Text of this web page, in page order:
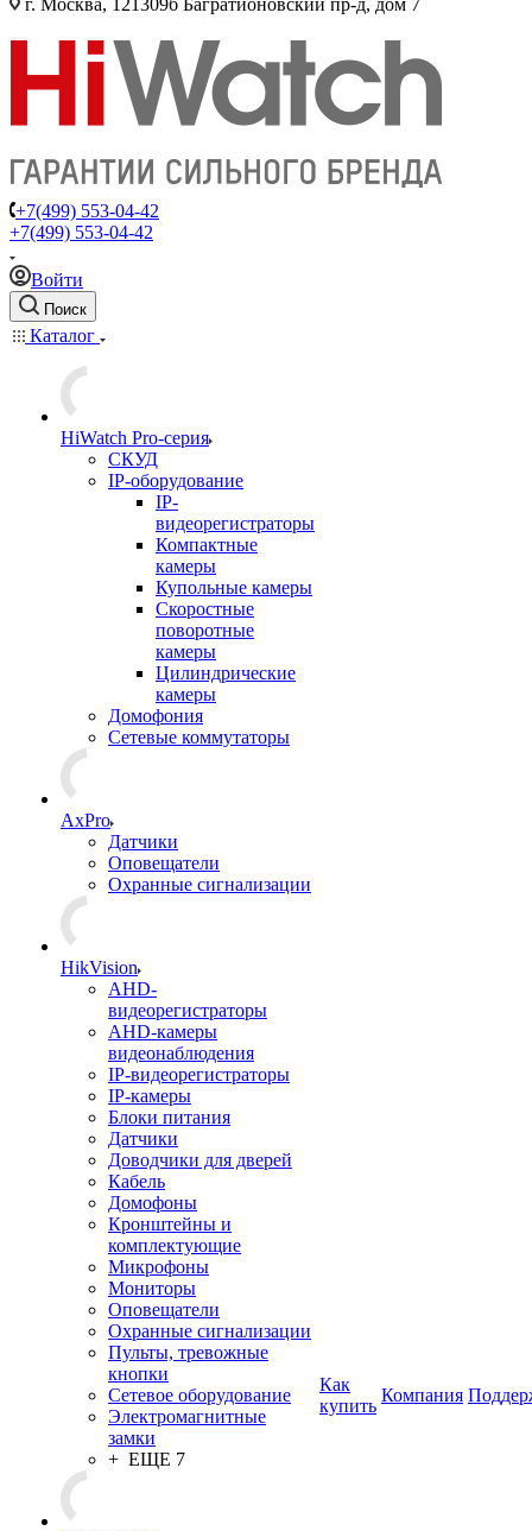
г. Москва, 121309б Багратионовский пр-д, дом 7
+7(499) 553-04-42
+7(499) 553-04-42
Войти
Поиск
Каталог
HiWatch Pro-серия
CКУД
IP-оборудование
IP-
видеорегистраторы
Компактные
камеры
Купольные камеры
Скоростные
поворотные
камеры
Цилиндрические
камеры
Домофония
Сетевые коммутаторы
AxPro
Датчики
Оповещатели
Охранные сигнализации
HikVision
AHD-
видеорегистраторы
AHD-камеры
видеонаблюдения
IP-видеорегистраторы
IP-камеры
Блоки питания
Датчики
Доводчики для дверей
Кабель
Домофоны
Кронштейны и
комплектующие
Микрофоны
Мониторы
Оповещатели
Охранные сигнализации
Пульты, тревожные
кнопки
Сетевое оборудование
Электромагнитные
замки
+ ЕЩЕ 7
Как
купить
Компания